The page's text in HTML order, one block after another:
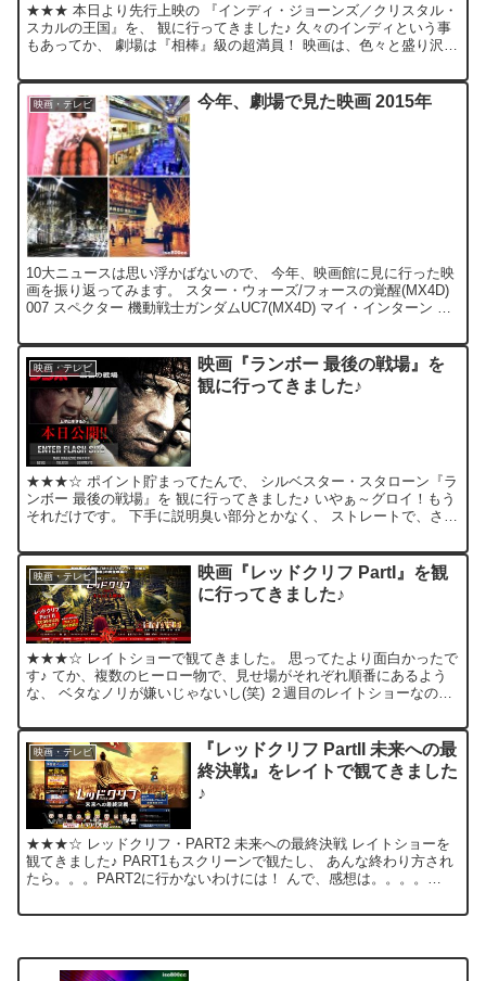
★★★ 本日より先行上映の 『インディ・ジョーンズ／クリスタル・
スカルの王国』を、 観に行ってきました♪ 久々のインディという事
もあってか、 劇場は『相棒』級の超満員！ 映画は、色々と盛り沢山
映画・テレビ 今年、劇場で見た映画 2015年
10大ニュースは思い浮かばないので、 今年、映画館に見に行った映
画を振り返ってみます。 スター・ウォーズ/フォースの覚醒(MX4D)
007 スペクター 機動戦士ガンダムUC7(MX4D) マイ・インターン ミ
映画・テレビ
映画『ランボー 最後の戦場』を
観に行ってきました♪
★★★☆ ポイント貯まってたんで、 シルベスター・スタローン『ラ
ンボー 最後の戦場』を 観に行ってきました♪ いやぁ～グロイ！もう
それだけです。 下手に説明臭い部分とかなく、 ストレートで、さわ
映画・テレビ
映画『レッドクリフ PartI』を観
に行ってきました♪
★★★☆ レイトショーで観てきました。 思ってたより面白かったで
す♪ てか、複数のヒーロー物で、見せ場がそれぞれ順番にあるよう
な、 ベタなノリが嫌いじゃないし(笑) ２週目のレイトショーなの
映画・テレビ
『レッドクリフ PartII 未来への最
終決戦』をレイトで観てきました
♪
★★★☆ レッドクリフ・PART2 未来への最終決戦 レイトショーを
観てきました♪ PART1もスクリーンで観たし、 あんな終わり方され
たら。。。PART2に行かないわけには！ んで、感想は。。。。